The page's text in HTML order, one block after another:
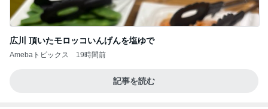
広川 頂いたモロッコいんげんを塩ゆで
Amebaトピックス 19時間前
記事を読む